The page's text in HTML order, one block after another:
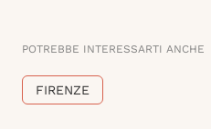
POTREBBE INTERESSARTI ANCHE
FIRENZE